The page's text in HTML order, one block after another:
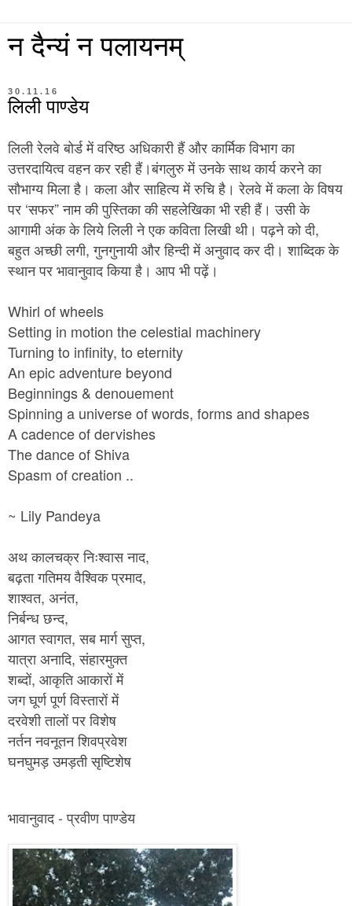
न दैन्यं न पलायनम्
30.11.16
लिली पाण्डेय
लिली रेलवे बोर्ड में वरिष्ठ अधिकारी हैं और कार्मिक विभाग का
उत्तरदायित्व वहन कर रही हैं।बंगलुरु में उनके साथ कार्य करने का
सौभाग्य मिला है। कला और साहित्य में रुचि है। रेलवे में कला के विषय
पर ‘सफर”नाम की पुस्तिका की सहलेखिका भी रही हैं। उसी के
आगामी अंक के लिये लिली ने एक कविता लिखी थी। पढ़ने को दी,
बहुत अच्छी लगी,गुनगुनायी और हिन्दी में अनुवाद कर दी। शाब्दिक के
स्थान पर भावानुवाद किया है। आप भी पढ़ें।
Whirl of wheels
Setting in motion the celestial machinery
Turning to infinity, to eternity
An epic adventure beyond
Beginnings & denouement
Spinning a universe of words, forms and shapes
A cadence of dervishes
The dance of Shiva
Spasm of creation ..
~ Lily Pandeya
अथ कालचक्र निःश्वास नाद,
बढ़ता गतिमय वैश्विक प्रमाद,
शाश्वत, अनंत,
निर्बन्ध छन्द,
आगत स्वागत,सब मार्ग सुप्त,
यात्रा अनादि,संहारमुक्त
शब्दों, आकृति आकारों में
जग घूर्ण पूर्ण विस्तारों में
दरवेशी तालों पर विशेष
नर्तन नवनूतन शिवप्रवेश
घनघुमड़ उमड़ती सृष्टिशेष
भावानुवाद-प्रवीण पाण्डेय